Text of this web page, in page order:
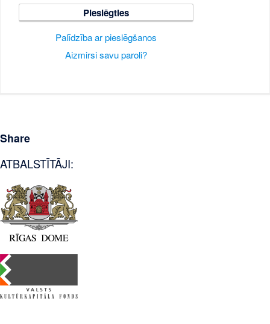
Pieslēgties
Palīdzība ar pieslēgšanos
Aizmirsi savu paroli?
Share
ATBALSTĪTĀJI: